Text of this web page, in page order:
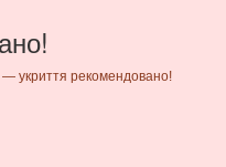
укриття рекомендовано!